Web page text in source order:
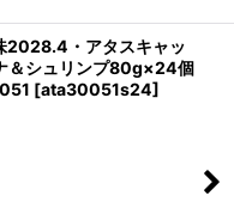
2028.4・アタスキャッ
＆シュリンプ80g×24個
[ata30051s24]